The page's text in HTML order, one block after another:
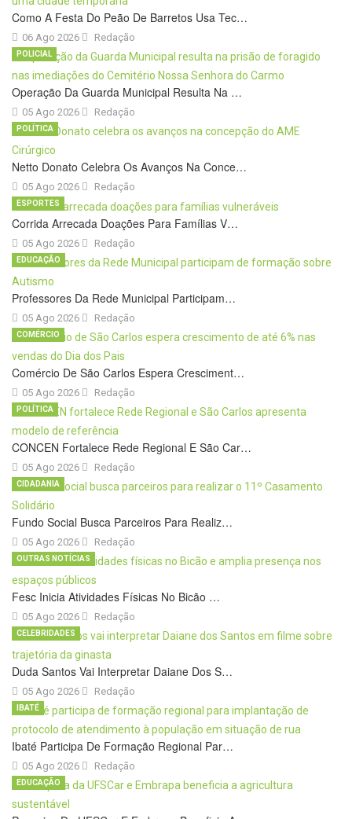
Como A Festa Do Peão De Barretos Usa Tec…
06 Ago 2026 Redação
Operação Da Guarda Municipal Resulta Na …
05 Ago 2026
POLICIAL
Redação
Netto Donato Celebra Os Avanços Na Conce…
05 Ago 2026
POLÍTICA
Redação
Corrida Arrecada Doações Para Famílias V…
05 Ago 2026
ESPORTES
Redação
Professores Da Rede Municipal Participam…
05 Ago 2026
EDUCAÇÃO
Redação
Comércio De São Carlos Espera Cresciment…
05 Ago 2026
COMÉRCIO
Redação
CONCEN Fortalece Rede Regional E São Car…
05 Ago 2026
POLÍTICA
Redação
Fundo Social Busca Parceiros Para Realiz…
05 Ago 2026
CIDADANIA
Redação
Fesc Inicia Atividades Físicas No Bicão …
05 Ago 2026
OUTRAS NOTÍCIAS
Redação
Duda Santos Vai Interpretar Daiane Dos S…
05 Ago 2026
CELEBRIDADES
Redação
Ibaté Participa De Formação Regional Par…
05 Ago 2026
IBATÉ
Redação
EDUCAÇÃO